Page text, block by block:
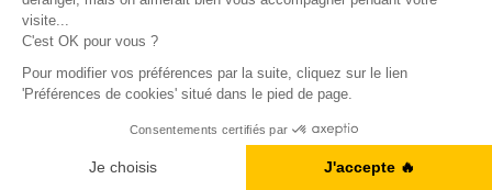
Vous désirez plus de
contenus pour
apprendre plus
rapidement ?
A1, B2, C1... Vous en êtes où ?
Je fais le test